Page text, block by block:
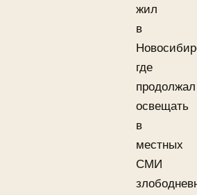
жил
в
где
продолжал
освещать
в
местных
СМИ